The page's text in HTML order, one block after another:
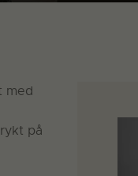
med
på